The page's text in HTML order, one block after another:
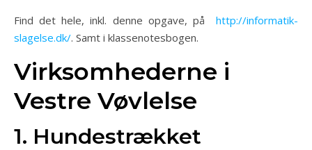
Find det hele, inkl. denne opgave, på http://informatik-
slagelse.dk/. Samt i klassenotesbogen.
Virksomhederne i
Vestre Vøvlelse
1. Hundestrækket